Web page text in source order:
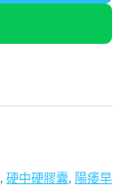
, 硬中硬膠囊, 陽痿早